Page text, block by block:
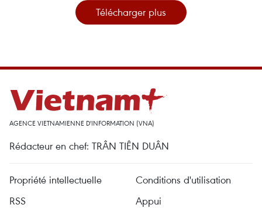
Télécharger plus
AGENCE VIETNAMIENNE D'INFORMATION (VNA)
Rédacteur en chef: TRÂN TIÊN DUÂN
Propriété intellectuelle
Conditions d'utilisation
RSS
Appui